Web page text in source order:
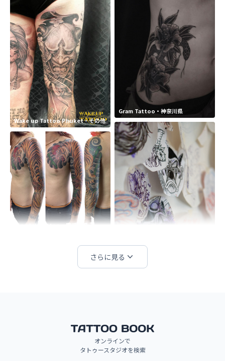
Wake up Tattoo Phuket・その他
King Ink Tattoo・鹿児島県
Gram Tattoo・神奈川県
SOW-INKED-TATTOO・福岡県
RYUBUN TATTOOER TOKYO・東京
都
さらに見る
オンラインで
タトゥースタジオを検索